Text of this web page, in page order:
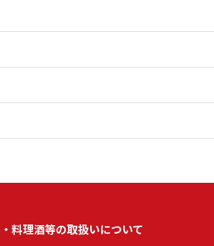
料理酒等の取扱いについて